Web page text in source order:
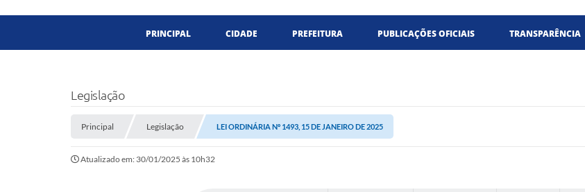
PRINCIPAL CIDADE PREFEITURA PUBLICAÇÕES OFICIAIS TRANSPARÊNCIA
Legislação
Principal Legislação LEI ORDINÁRIA Nº 1493, 15 DE JANEIRO DE 2025
Atualizado em: 30/01/2025 às 10h32